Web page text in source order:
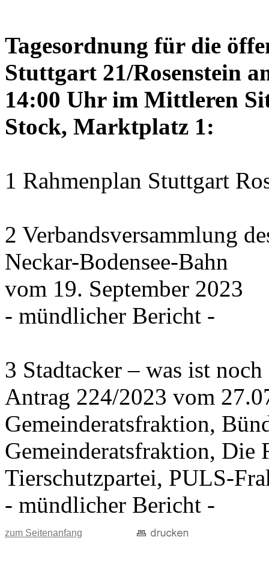
Tagesordnung für die
Stuttgart 21/Rosenstein
14:00 Uhr im Mittleren
Stock, Marktplatz 1:
1 Rahmenplan Stuttgart
2 Verbandsversammlung
Neckar-Bodensee-Bahn
vom 19. September 2023
- mündlicher Bericht -
3 Stadtacker – was ist
Antrag 224/2023 vom
Gemeinderatsfraktion,
Gemeinderatsfraktion,
Tierschutzpartei, PULS-
- mündlicher Bericht -
zum Seitenanfang